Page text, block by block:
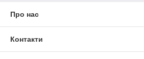
Про нас
Контакти